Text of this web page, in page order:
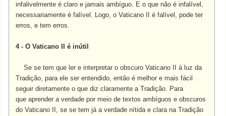
infalivelmente é claro e jamais ambíguo. E o que não é infalível,
necessariamente é falível. Logo, o Vaticano II é falível, pode ter
erros, e tem erros.
4 - O Vaticano II é inútil
Se se tem que ler e interpretar o obscuro Vaticano II à luz da
Tradição, para ele ser entendido, então é melhor e mais fácil
seguir diretamente o que diz claramente a Tradição. Para
que aprender a verdade por meio de textos ambíguos e obscuros
do Vaticano II, se se tem já a verdade nítida e clara na Tradição